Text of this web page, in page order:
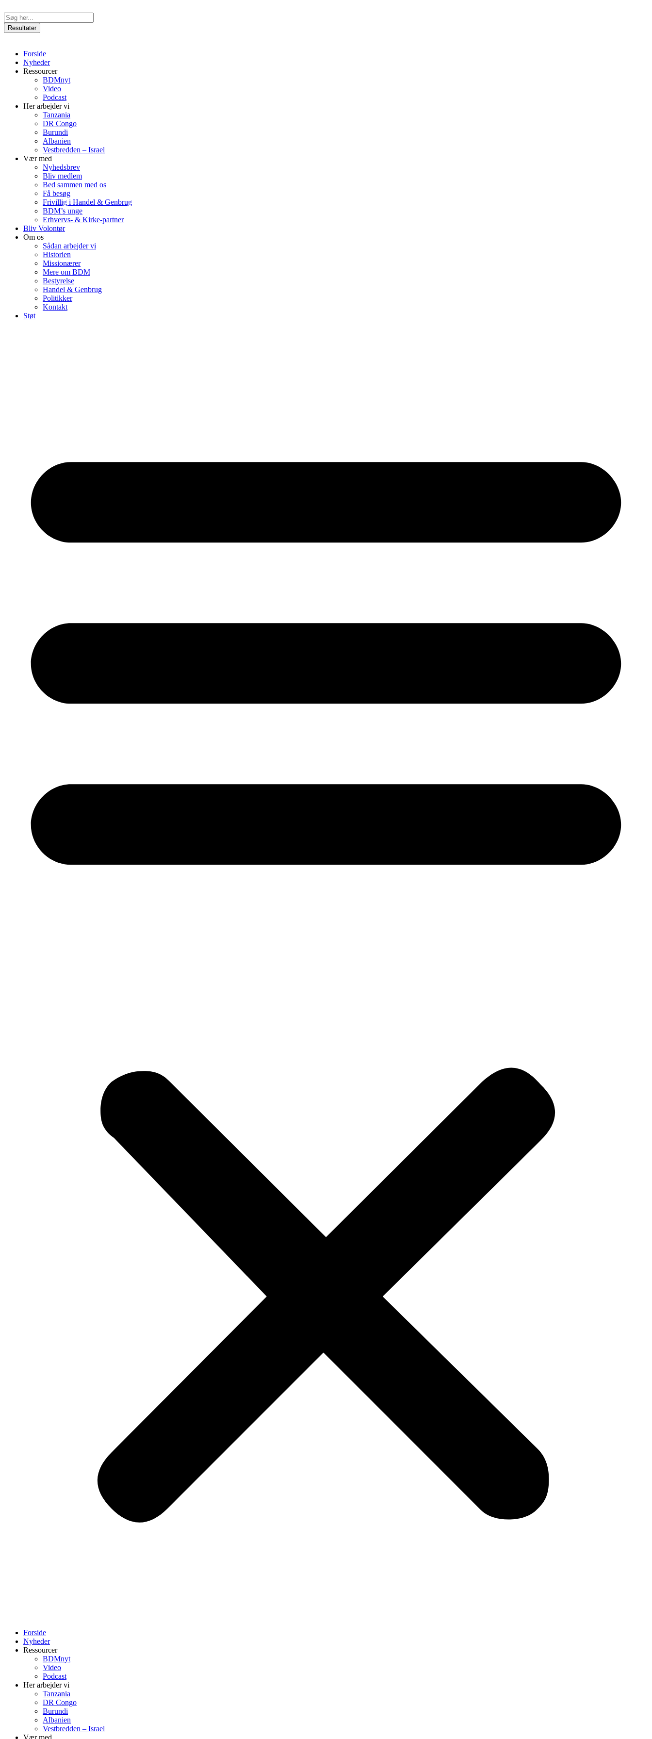
til
indhold
Search
...Resultater
Forside
Nyheder
Ressourcer
BDMnyt
Video
Podcast
Her arbejder vi
Tanzania
DR Congo
Burundi
Albanien
Vestbredden – Israel
Vær med
Nyhedsbrev
Bliv medlem
Bed sammen med os
Få besøg
Frivillig i Handel & Genbrug
BDM’s unge
Erhvervs- & Kirke-partner
Bliv Volontør
Om os
Sådan arbejder vi
Historien
Missionærer
Mere om BDM
Bestyrelse
Handel & Genbrug
Politikker
Kontakt
Støt
Forside
Nyheder
Ressourcer
BDMnyt
Video
Podcast
Her arbejder vi
Tanzania
DR Congo
Burundi
Albanien
Vestbredden – Israel
Vær med